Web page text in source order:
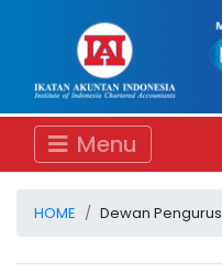
Menu
HOME Dewan Pengurus